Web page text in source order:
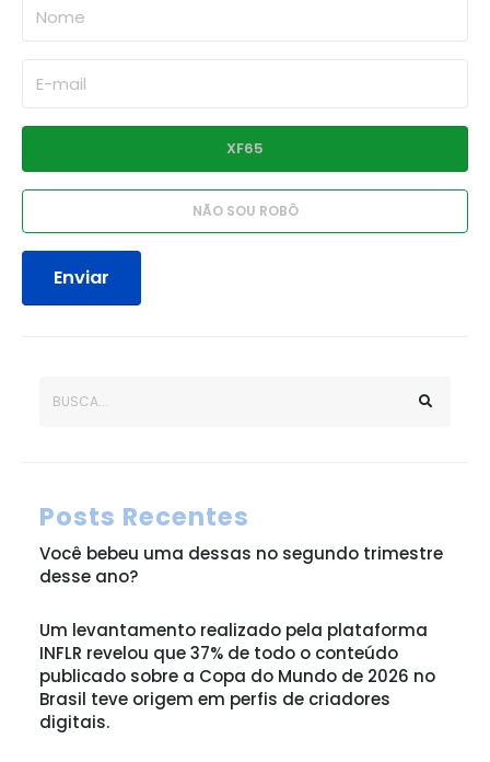
Enviar
Posts Recentes
Você bebeu uma dessas no segundo trimestre
desse ano?
Um levantamento realizado pela plataforma
INFLR revelou que 37% de todo o conteúdo
publicado sobre a Copa do Mundo de 2026 no
Brasil teve origem em perfis de criadores
digitais.